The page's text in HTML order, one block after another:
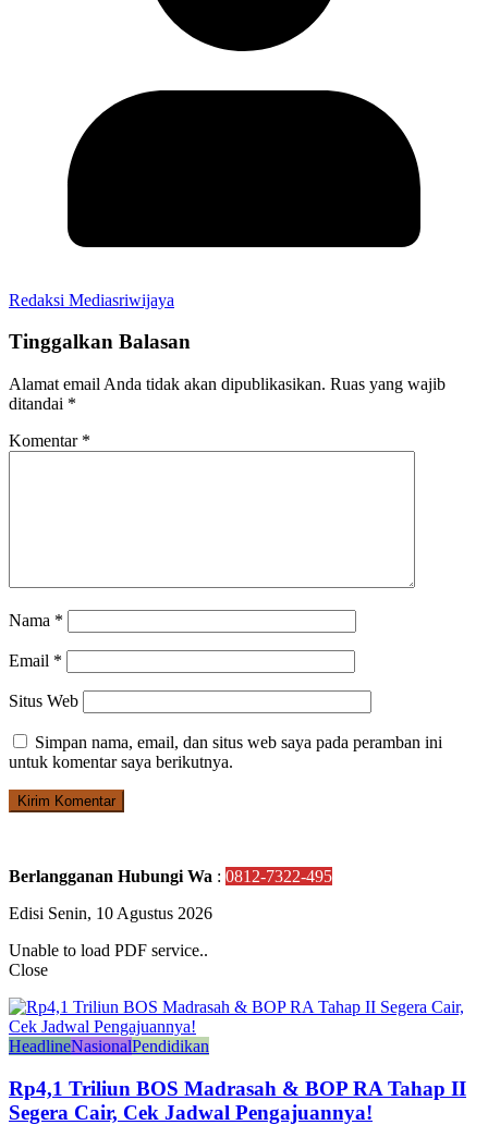
Redaksi Mediasriwijaya
Tinggalkan Balasan
Alamat email Anda tidak akan dipublikasikan. Ruas yang wajib
ditandai *
Komentar *
Nama *
Email *
Situs Web
Simpan nama, email, dan situs web saya pada peramban ini
untuk komentar saya berikutnya.
Berlangganan Hubungi Wa : 0812-7322-495
Edisi Senin, 10 Agustus 2026
Unable to load PDF service..
Close
HeadlineNasionalPendidikan
Rp4,1 Triliun BOS Madrasah & BOP RA Tahap II
Segera Cair, Cek Jadwal Pengajuannya!